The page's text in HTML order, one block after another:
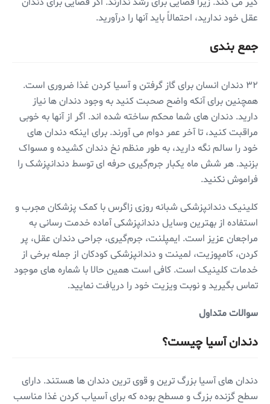
عقل خود ندارید، احتمالاً باید آنها را درآورید.
جمع بندی
۳۲ دندان انسان برای گاز گرفتن و آسیا کردن غذا ضروری است.
همچنین برای آنکه واضح صحبت کنید به وجود دندان ها نیاز
دارید. دندان های شما محکم ساخته شده اند. اگر از آنها به خوبی
مراقبت کنید، تا آخر عمر دوام می آورند. برای اینکه دندان های
خود را سالم نگه دارید، به طور منظم نخ دندان کشیده و مسواک
بزنید. هر شش ماه یکبار جرم‌گیری حرفه ای توسط دندانپزشک را
فراموش نکنید.
کلینیک دندانپزشکی شبانه روزی زاگرس با کمک پزشکان مجرب و
استفاده از بهترین وسایل دندانپزشکی آماده خدمت رسانی به
مراجعان عزیز است. ایمپلنت، جرم‌گیری، جراحی دندان عقل، پر
کردن، کامپوزیت، لمینت و دندانپزشکی کودکان از جمله برخی از
خدمات کلینیک است. کافی است همین حالا با شماره های موجود
تماس بگیرید و نوبت ویزیت خود را دریافت نمایید.
سوالات متداول
دندان آسیا چیست؟
دندان های آسیا بزرگ ترین و قوی ترین دندان ها هستند. دارای
سطح گزنده بزرگ و مسطح بوده که برای آسیاب کردن غذا مناسب